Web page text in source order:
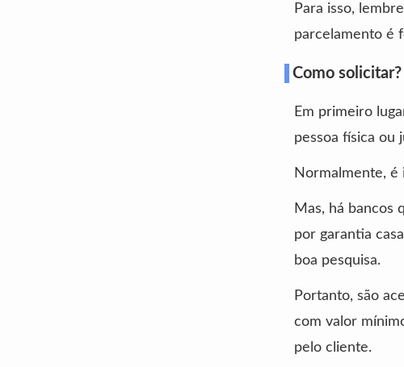
Para isso,
parcelamento é
Como solicitar?
Em primeiro
pessoa física ou
Normalmente, é
Mas, há bancos
por garantia
boa pesquisa.
Portanto, são
com valor
pelo cliente.